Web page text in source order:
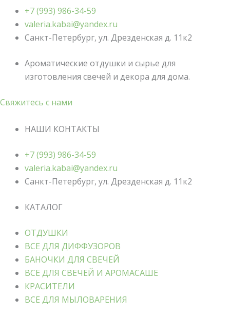
+7 (993) 986-34-59
valeria.kabai@yandex.ru
Санкт-Петербург, ул. Дрезденская д. 11к2
Ароматические отдушки и сырье для
изготовления свечей и декора для дома.
Свяжитесь с нами
НАШИ КОНТАКТЫ
+7 (993) 986-34-59
valeria.kabai@yandex.ru
Санкт-Петербург, ул. Дрезденская д. 11к2
КАТАЛОГ
ОТДУШКИ
ВСЕ ДЛЯ ДИФФУЗОРОВ
БАНОЧКИ ДЛЯ СВЕЧЕЙ
ВСЕ ДЛЯ СВЕЧЕЙ И АРОМАСАШЕ
КРАСИТЕЛИ
ВСЕ ДЛЯ МЫЛОВАРЕНИЯ